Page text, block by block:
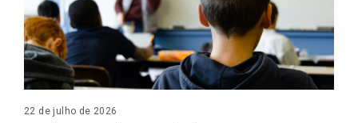
22 de julho de 2026